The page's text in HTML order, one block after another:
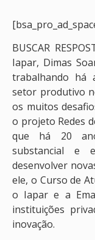
BUSCAR
Iapar, Dimas
trabalhando há
setor produtivo
os muitos
o projeto Redes
que há 20
substancial e
desenvolver
ele, o Curso de
o Iapar e a
instituições
inovação.